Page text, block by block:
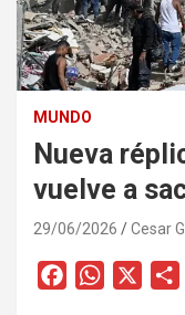
MUNDO
Nueva
vuelve a
29/06/2026 Cesar
W